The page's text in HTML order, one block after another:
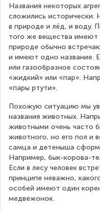
Названия некоторых
сложились исторически.
в природе и лёд, и воду.
того же вещества имеют
природе обычно
и имеют одно название.
или газообразное
«жидкий» или «пар».
«пары ртути».
Похожую ситуацию мы
названия животных.
животными очень часто
животного, но его пол и
самца и детеныша
Например, бык-корова-
Если в лесу человек
принципе неважно,
особей имеют один
медвежонок.